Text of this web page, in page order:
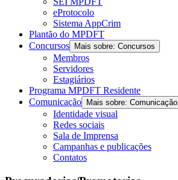
eProtocolo
Sistema AppCrim
Plantão do MPDFT
Concursos
Mais sobre: Concursos
Membros
Servidores
Estagiários
Programa MPDFT Residente
Comunicação
Mais sobre: Comunicação
Identidade visual
Redes sociais
Sala de Imprensa
Campanhas e publicações
Contatos